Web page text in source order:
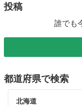
投稿
誰でも
都道府県で検索
北海道